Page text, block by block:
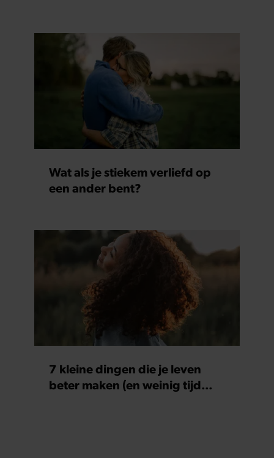
Wat als je stiekem verliefd op
een ander bent?
7 kleine dingen die je leven
beter maken (en weinig tijd